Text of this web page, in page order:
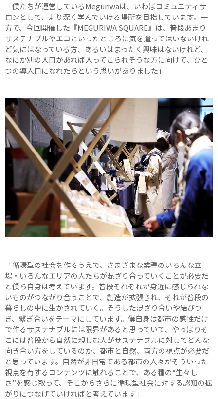
「僕たちが運営しているMeguriwaは、いわばコミュニティサ
ロンとして、より深く学んでいける場所を目指しています。一
方で、今回開催した『MEGURIWA SQUARE』は、普段あまり
サステナブルやエコといったところに気を遣ってはいないけれ
ど気にはなっている方、あるいはまったく興味はないけれど、
なにか別の入口があれば入ってこられそうな方に向けて、ひと
つの導入口になれたらという思いがありました」
「循環型の社会を作るうえで、さまざまな業種のいろんな立
場・いろんなエリアの人たちが混ざり合っていくことが必要だ
と僕ら自身は考えています。普段それぞれが身近に感じられな
いものがつながり合うことで、創造が拡張され、それが普段の
暮らしの中に生かされていく。そうした混ざり合いや結びつ
き、繋ぎ合いをテーマにしています。僕自身は都市の感性だけ
で作るサステナブルには限界があると思っていて、やっぱりそ
こには普段から自然に親しむ人がサステナブルに対してどんな
向き合い方をしているのか、都市と自然、両方の視点が必要だ
と思っています。自然が非日常である都市の人々がそういった
視点を有するコンテンツに触れることで、ある種の“生々し
さ”を感じ取って、そこからさらに循環型社会に対する認知の拡
がりにつなげていければと考えています」